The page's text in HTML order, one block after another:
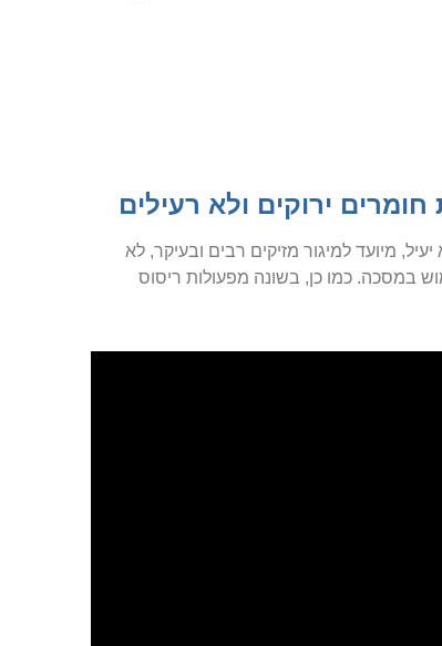
ירוקים ולא רעילים
מיועד למיגור מזיקים רבים ובעיקר, לא
במסכה. כמו כן, בשונה מפעולות ריסוס